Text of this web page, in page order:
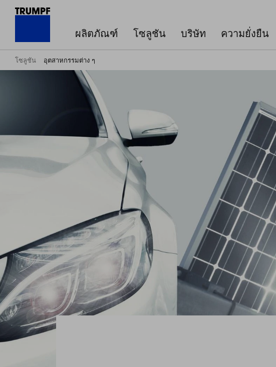
ผลิตภัณฑ์ โซลูชัน บริษัท ความยั่งยืน
โซลูชัน อุตสาหกรรมต่าง ๆ